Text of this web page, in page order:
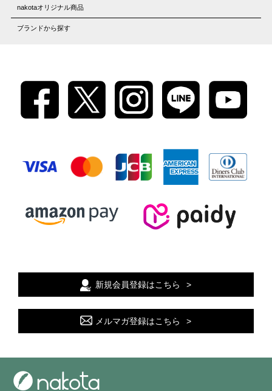
nakotaオリジナル商品
ブランドから探す
新規会員登録はこちら
メルマガ登録はこちら